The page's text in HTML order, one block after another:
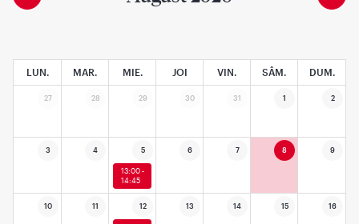
LUN. MAR. MIE. JOI VIN. SÂM. DUM.
27 28 29 30 31 1 2
3 4 5 6 7 8 9
13:00 -
14:45
10 11 12 13 14 15 16